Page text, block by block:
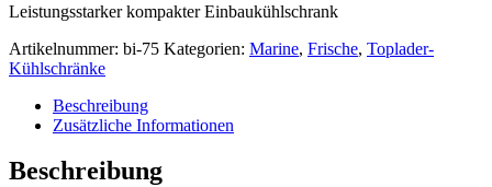
Leistungsstarker kompakter Einbaukühlschrank
Artikelnummer: bi-75 Kategorien: Marine, Frische, Toplader-
Kühlschränke
Beschreibung
Zusätzliche Informationen
Beschreibung